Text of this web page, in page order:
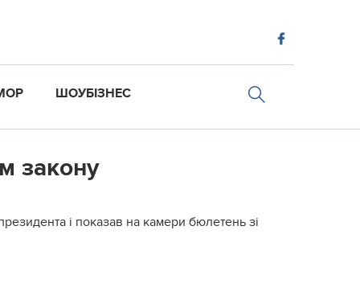
ШОУБІЗНЕС
закону
і показав на камери бюлетень зі